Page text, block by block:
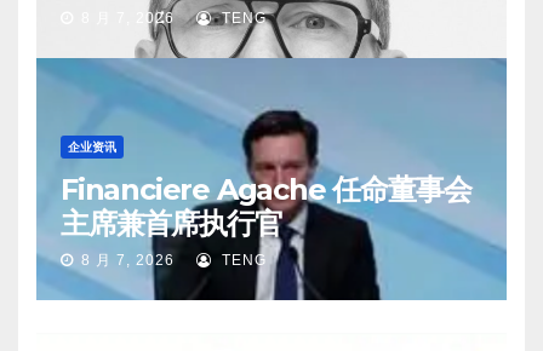
8 月 7, 2026 TENG
企业资讯
Financiere Agache 任命董事会
主席兼首席执行官
8 月 7, 2026 TENG